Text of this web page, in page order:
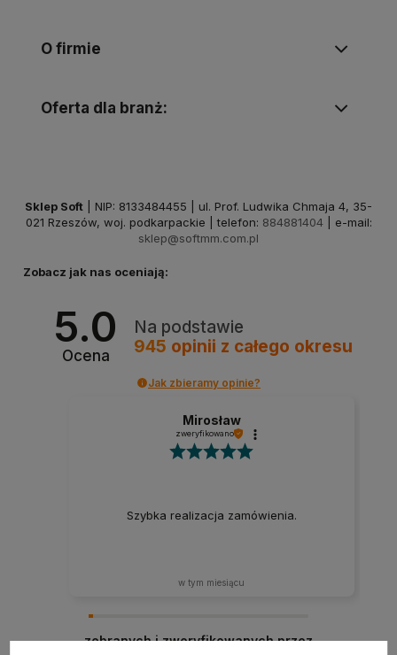
O firmie
Oferta dla branż:
Sklep Soft | NIP: 8133484455 | ul. Prof. Ludwika Chmaja 4, 35-
021 Rzeszów, woj. podkarpackie | telefon: 884881404 | e-mail:
sklep@softmm.com.pl
Zobacz jak nas oceniają:
5.0
Ocena
Na podstawie
945 opinii z całego okresu
Jak zbieramy opinie?
Mirosław
zweryfikowano
Szybka realizacja zamówienia.
w tym miesiącu
zebranych i zweryfikowanych przez